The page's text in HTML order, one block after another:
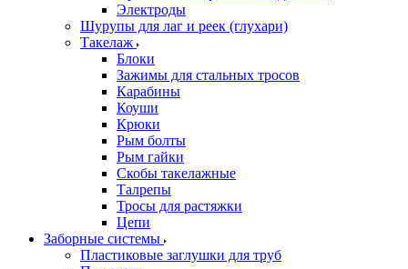
Электроды
Шурупы для лаг и реек (глухари)
Такелаж
Блоки
Зажимы для стальных тросов
Карабины
Коуши
Крюки
Рым болты
Рым гайки
Скобы такелажные
Талрепы
Тросы для растяжки
Цепи
Заборные системы
Пластиковые заглушки для труб